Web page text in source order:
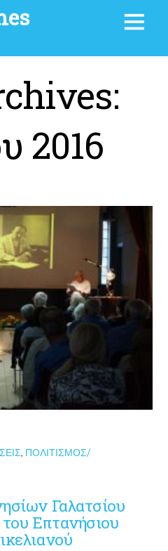
2016
, ΠΟΛΙΤΙΣΜΌΣ/
Γαλατσίου
Επτανήσιου